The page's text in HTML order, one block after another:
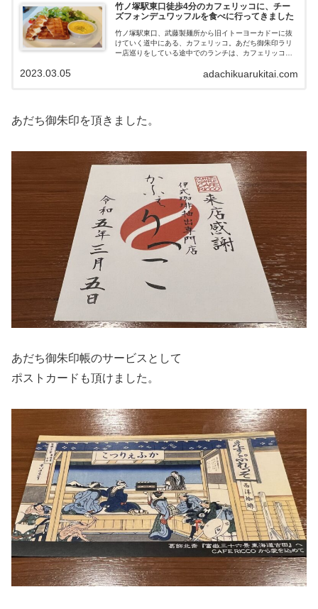
竹ノ塚駅東口徒歩4分のカフェリッコに、チー
ズフォンデュワッフルを食べに行ってきました
竹ノ塚駅東口、武藤製麺所から旧イトーヨーカドーに抜
けていく道中にある、カフェリッコ。あだち御朱印ラリ
ー店巡りをしている途中でのランチは、カフェリッコで
席奥に４人席が２席ありました。キッチンが...
adachikuarukitai.com
2023.03.05
あだち御朱印を頂きました。
あだち御朱印帳のサービスとして
ポストカードも頂けました。